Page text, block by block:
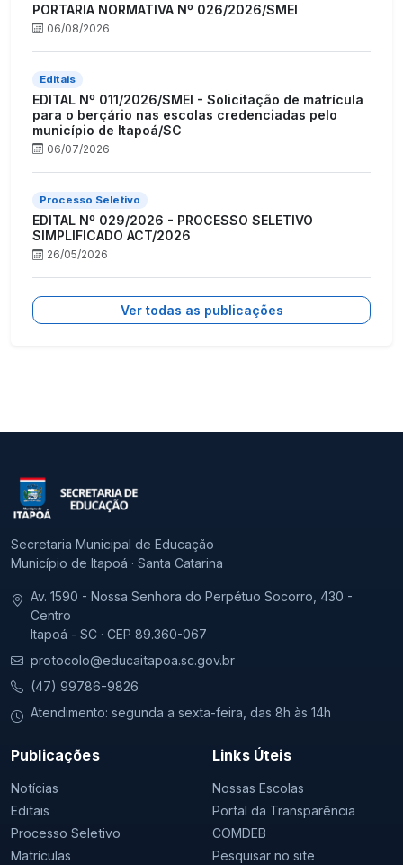
PORTARIA NORMATIVA Nº 026/2026/SMEI
06/08/2026
Editais
EDITAL Nº 011/2026/SMEI - Solicitação de matrícula
para o berçário nas escolas credenciadas pelo
município de Itapoá/SC
06/07/2026
Processo Seletivo
EDITAL Nº 029/2026 - PROCESSO SELETIVO
SIMPLIFICADO ACT/2026
26/05/2026
Ver todas as publicações
Secretaria Municipal de Educação
Município de Itapoá · Santa Catarina
Av. 1590 - Nossa Senhora do Perpétuo Socorro, 430 -
Centro
Itapoá - SC · CEP 89.360-067
protocolo@educaitapoa.sc.gov.br
(47) 99786-9826
Atendimento: segunda a sexta-feira, das 8h às 14h
Publicações
Notícias
Editais
Processo Seletivo
Matrículas
Links Úteis
Nossas Escolas
Portal da Transparência
COMDEB
Pesquisar no site